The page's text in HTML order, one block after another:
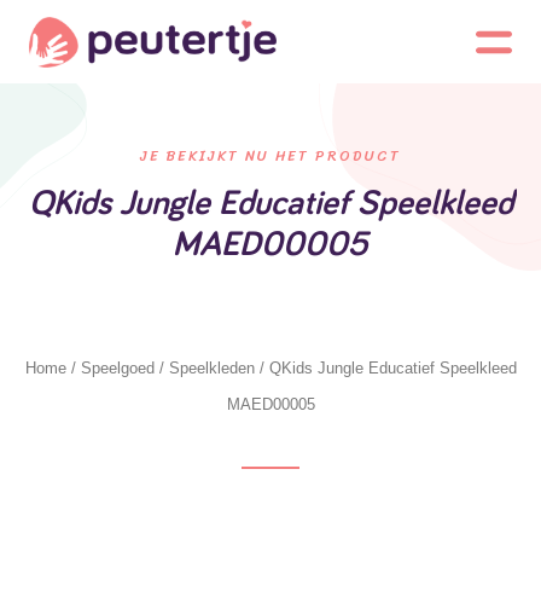
JE BEKIJKT NU HET PRODUCT
QKids Jungle Educatief Speelkleed
MAED00005
Home/ Speelgoed / Speelkleden/ QKids Jungle Educatief Speelkleed
MAED00005